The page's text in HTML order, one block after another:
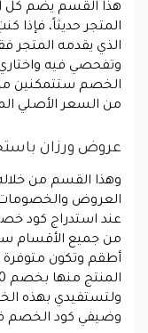
هذا القسم يضم كل
المتجر حديثاً، فإذا
الذي يقدمه المتجر
وتفحصي فيه
الخصم ستتمكنين
من السعر الأصلي
عروض ورزان
وهذا القسم من
العروض والخصومات
عند استدراج كود
من جميع الأقسام
أطقم وتكون
ولتستفيدي بهذه
وضيفي كود الخصم